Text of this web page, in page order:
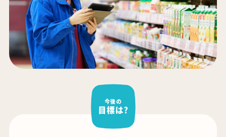
今後の
目標は?